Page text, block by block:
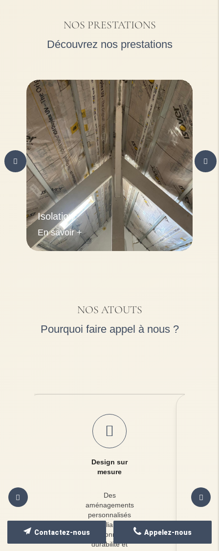
NOS PRESTATIONS
Découvrez nos prestations
Isolation
En savoir +
NOS ATOUTS
Pourquoi faire appel à nous ?
Design sur
mesure
Des
aménagements
personnalisés
alliant
fonctionnalité,
durabilité et
Appelez-nous
Contactez-nous